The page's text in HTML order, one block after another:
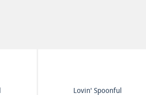
Lovin' Spoonful